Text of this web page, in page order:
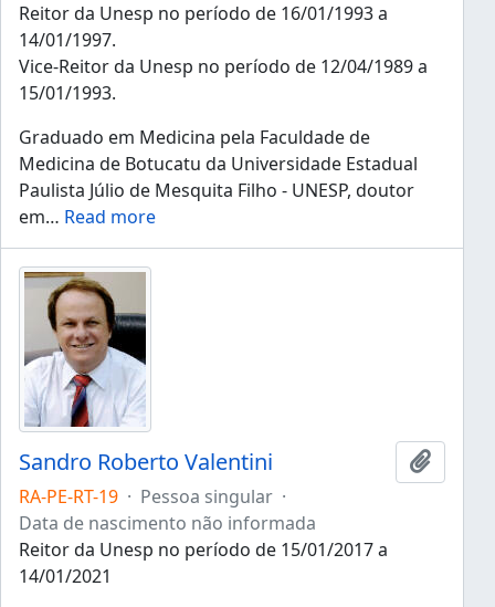
Reitor da Unesp no período de 16/01/1993 a
14/01/1997.
Vice-Reitor da Unesp no período de 12/04/1989 a
15/01/1993.
Graduado em Medicina pela Faculdade de
Medicina de Botucatu da Universidade Estadual
Paulista Júlio de Mesquita Filho - UNESP, doutor
em… Read more
Sandro Roberto Valentini
RA-PE-RT-19 · Pessoa singular ·
Data de nascimento não informada
Reitor da Unesp no período de 15/01/2017 a
14/01/2021